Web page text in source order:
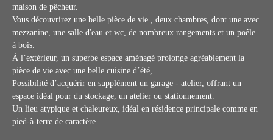
maison de pêcheur.
Vous découvrirez une belle pièce de vie , deux chambres, dont une avec
mezzanine, une salle d'eau et wc, de nombreux rangements et un poêle
à bois.
À l’extérieur, un superbe espace aménagé prolonge agréablement la
pièce de vie avec une belle cuisine d’été,
Possibilité d’acquérir en supplément un garage - atelier, offrant un
espace idéal pour du stockage, un atelier ou stationnement.
Un lieu atypique et chaleureux, idéal en résidence principale comme en
pied-à-terre de caractère.